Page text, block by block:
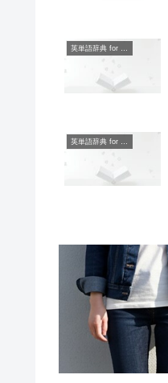
英単語辞典 for Beginners
英単語辞典 for Beginners